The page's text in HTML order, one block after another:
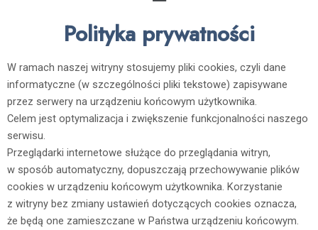
Polityka prywatności
W ramach naszej witryny stosujemy pliki cookies, czyli dane
informatyczne (w szczególności pliki tekstowe) zapisywane
przez serwery na urządzeniu końcowym użytkownika.
Celem jest optymalizacja i zwiększenie funkcjonalności naszego
serwisu.
Przeglądarki internetowe służące do przeglądania witryn,
w sposób automatyczny, dopuszczają przechowywanie plików
cookies w urządzeniu końcowym użytkownika. Korzystanie
z witryny bez zmiany ustawień dotyczących cookies oznacza,
że będą one zamieszczane w Państwa urządzeniu końcowym.